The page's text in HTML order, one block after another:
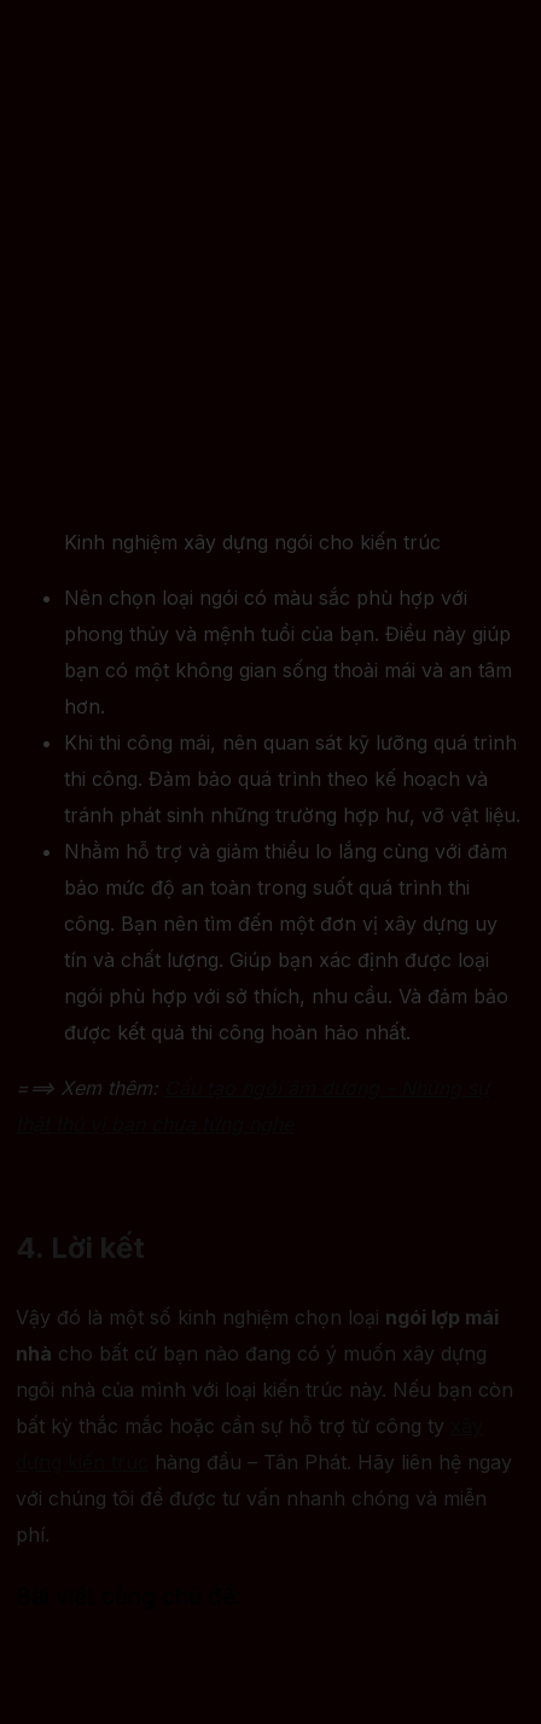
Kinh nghiệm xây dựng ngói cho kiến trúc
Nên chọn loại ngói có màu sắc phù hợp với
phong thủy và mệnh tuổi của bạn. Điều này giúp
bạn có một không gian sống thoải mái và an tâm
hơn.
Khi thi công mái, nên quan sát kỹ lưỡng quá trình
thi công. Đảm bảo quá trình theo kế hoạch và
tránh phát sinh những trường hợp hư, vỡ vật liệu.
Nhằm hỗ trợ và giảm thiểu lo lắng cùng với đảm
bảo mức độ an toàn trong suốt quá trình thi
công. Bạn nên tìm đến một đơn vị xây dựng uy
tín và chất lượng. Giúp bạn xác định được loại
ngói phù hợp với sở thích, nhu cầu. Và đảm bảo
được kết quả thi công hoàn hảo nhất.
===> Xem thêm:
4. Lời kết
Vậy đó là một số kinh nghiệm chọn loại ngói lợp mái
nhà cho bất cứ bạn nào đang có ý muốn xây dựng
ngôi nhà của mình với loại kiến trúc này. Nếu bạn còn
bất kỳ thắc mắc hoặc cần sự hỗ trợ từ công ty
hàng đầu – Tân Phát. Hãy liên hệ ngay
với chúng tôi để được tư vấn nhanh chóng và miễn
phí.